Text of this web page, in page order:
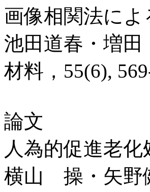
画像相関法に
池田道春・増
材料，55(6),
論文
人為的促進老
横山 操・矢野